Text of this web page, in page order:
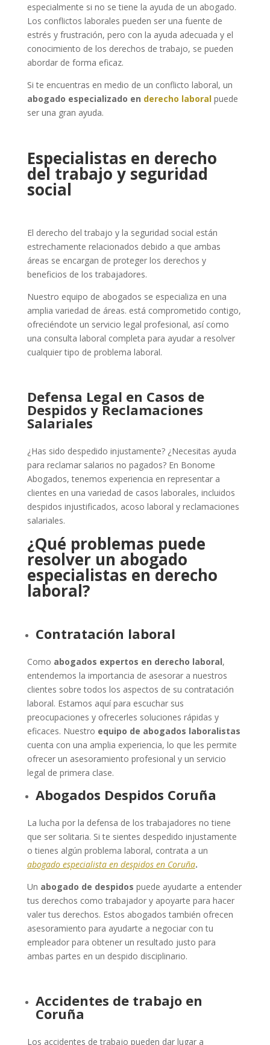
especialmente si no se tiene la ayuda de un abogado.
Los conflictos laborales pueden ser una fuente de
estrés y frustración, pero con la ayuda adecuada y el
conocimiento de los derechos de trabajo, se pueden
abordar de forma eficaz.
Si te encuentras en medio de un conflicto laboral, un
abogado especializado en derecho laboralpuede
ser una gran ayuda.
Especialistas en derecho
del trabajo y seguridad
social
El derecho del trabajo y la seguridad social están
estrechamente relacionados debido a que ambas
áreas se encargan de proteger los derechos y
beneficios de los trabajadores.
Nuestro equipo de abogados se especializa en una
amplia variedad de áreas. está comprometido contigo,
ofreciéndote un servicio legal profesional, así como
una consulta laboral completa para ayudar a resolver
cualquier tipo de problema laboral.
Defensa Legal en Casos de
Despidos y Reclamaciones
Salariales
¿Has sido despedido injustamente? ¿Necesitas ayuda
para reclamar salarios no pagados? En Bonome
Abogados, tenemos experiencia en representar a
clientes en una variedad de casos laborales, incluidos
despidos injustificados, acoso laboral y reclamaciones
salariales.
¿Qué problemas puede
resolver un abogado
especialistas en derecho
laboral?
Contratación laboral
Como abogados expertos en derecho laboral,
entendemos la importancia de asesorar a nuestros
clientes sobre todos los aspectos de su contratación
laboral. Estamos aquí para escuchar sus
preocupaciones y ofrecerles soluciones rápidas y
eficaces. Nuestro equipo de abogados laboralistas
cuenta con una amplia experiencia, lo que les permite
ofrecer un asesoramiento profesional y un servicio
legal de primera clase.
Abogados Despidos Coruña
La lucha por la defensa de los trabajadores no tiene
que ser solitaria. Si te sientes despedido injustamente
o tienes algún problema laboral, contrata a un
abogado especialista en despidos en Coruña.
Un abogado de despidos puede ayudarte a entender
tus derechos como trabajador y apoyarte para hacer
valer tus derechos. Estos abogados también ofrecen
asesoramiento para ayudarte a negociar con tu
empleador para obtener un resultado justo para
ambas partes en un despido disciplinario.
Accidentes de trabajo en
Coruña
Los accidentes de trabajo pueden dar lugar a